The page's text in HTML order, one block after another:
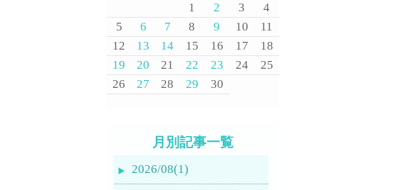
1
2 3
4
5
6 7 8 9 10
11
12
13 14 15 16 17
18
19
20 21 22 23 24
25
26
27 28 29 30
月別記事一覧
2026/08(1)